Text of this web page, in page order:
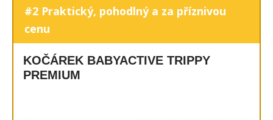
#2 Praktický, pohodlný a za příznivou
cenu
KOČÁREK BABYACTIVE TRIPPY
PREMIUM